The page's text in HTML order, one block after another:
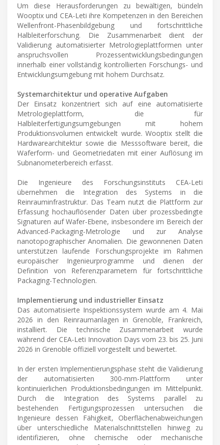
Um diese Herausforderungen zu bewältigen, bündeln
Wooptix und CEA-Leti ihre Kompetenzen in den Bereichen
Wellenfront-Phasenbildgebung und fortschrittliche
Halbleiterforschung. Die Zusammenarbeit dient der
Validierung automatisierter Metrologieplattformen unter
anspruchsvollen Prozessentwicklungsbedingungen
innerhalb einer vollständig kontrollierten Forschungs- und
Entwicklungsumgebung mit hohem Durchsatz.
Systemarchitektur und operative Aufgaben
Der Einsatz konzentriert sich auf eine automatisierte
Metrologieplattform, die für
Halbleiterfertigungsumgebungen mit hohem
Produktionsvolumen entwickelt wurde. Wooptix stellt die
Hardwarearchitektur sowie die Messsoftware bereit, die
Waferform- und Geometriedaten mit einer Auflösung im
Subnanometerbereich erfasst.
Die Ingenieure des Forschungsinstituts CEA-Leti
übernehmen die Integration des Systems in die
Reinrauminfrastruktur. Das Team nutzt die Plattform zur
Erfassung hochauflösender Daten über prozessbedingte
Signaturen auf Wafer-Ebene, insbesondere im Bereich der
Advanced-Packaging-Metrologie und zur Analyse
nanotopographischer Anomalien. Die gewonnenen Daten
unterstützen laufende Forschungsprojekte im Rahmen
europäischer Ingenieurprogramme und dienen der
Definition von Referenzparametern für fortschrittliche
Packaging-Technologien.
Implementierung und industrieller Einsatz
Das automatisierte Inspektionssystem wurde am 4. Mai
2026 in den Reinraumanlagen in Grenoble, Frankreich,
installiert. Die technische Zusammenarbeit wurde
während der CEA-Leti Innovation Days vom 23. bis 25. Juni
2026 in Grenoble offiziell vorgestellt und bewertet.
In der ersten Implementierungsphase steht die Validierung
der automatisierten 300-mm-Plattform unter
kontinuierlichen Produktionsbedingungen im Mittelpunkt.
Durch die Integration des Systems parallel zu
bestehenden Fertigungsprozessen untersuchen die
Ingenieure dessen Fähigkeit, Oberflächenabweichungen
über unterschiedliche Materialschnittstellen hinweg zu
identifizieren, ohne chemische oder mechanische